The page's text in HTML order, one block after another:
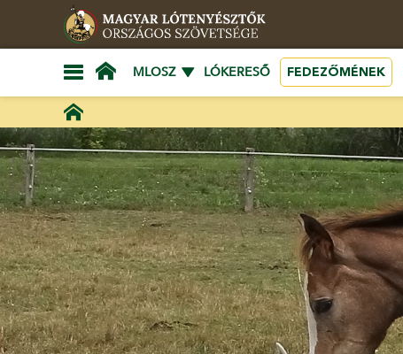
MLOSZ LÓKERESŐ FEDEZŐMÉNEK